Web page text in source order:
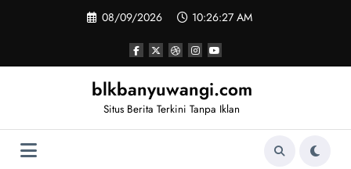
08/09/2026 10:26:28 AM
blkbanyuwangi.com
Situs Berita Terkini Tanpa Iklan